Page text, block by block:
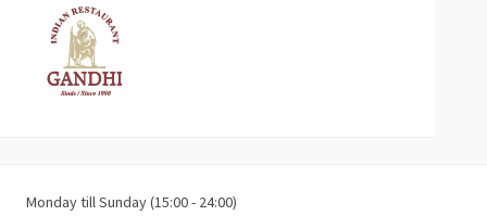
Monday till Sunday (15:00 - 24:00)